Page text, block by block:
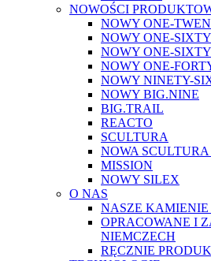
NOWOŚCI
NOWY ONE-
NOWY ONE-SIXTY
NOWY ONE-SIXTY
NOWY ONE-
NOWY NINETY-
NOWY BIG.NINE
BIG.TRAIL
REACTO
SCULTURA
NOWA
MISSION
NOWY SILEX
O NAS
NASZE KAMIENIE
OPRACOWANE I
NIEMCZECH
RĘCZNIE